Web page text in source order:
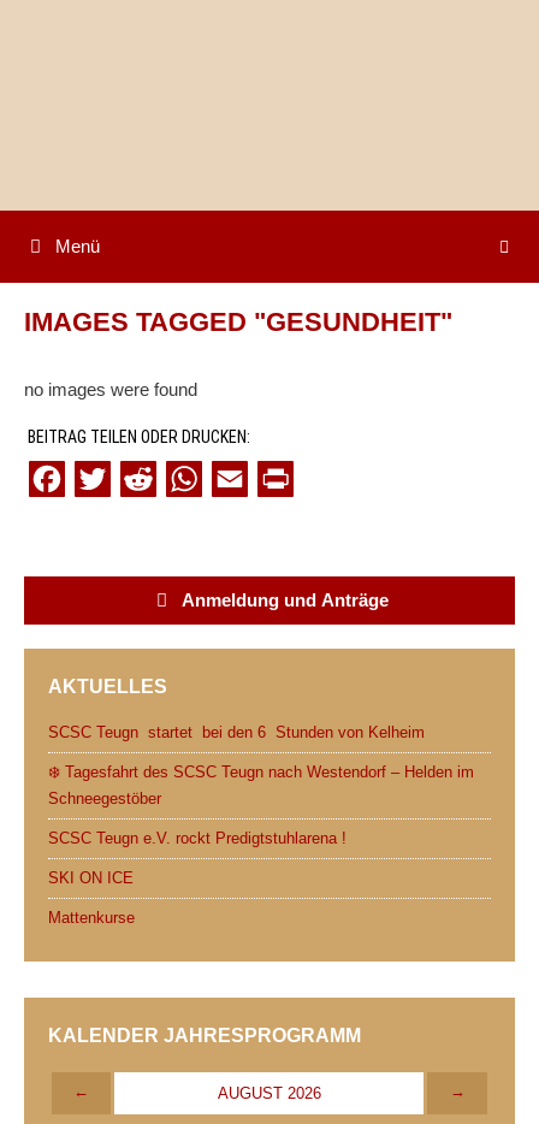
Menü
IMAGES TAGGED "GESUNDHEIT"
no images were found
BEITRAG TEILEN ODER DRUCKEN:
b
o
k
t
r
i
W
s
p
l
t
Anmeldung und Anträge
AKTUELLES
SCSC Teugn startet bei den 6 Stunden von Kelheim
❄️ Tagesfahrt des SCSC Teugn nach Westendorf – Helden im
Schneegestöber
SCSC Teugn e.V. rockt Predigtstuhlarena !
SKI ON ICE
Mattenkurse
KALENDER JAHRESPROGRAMM
← AUGUST 2026 →